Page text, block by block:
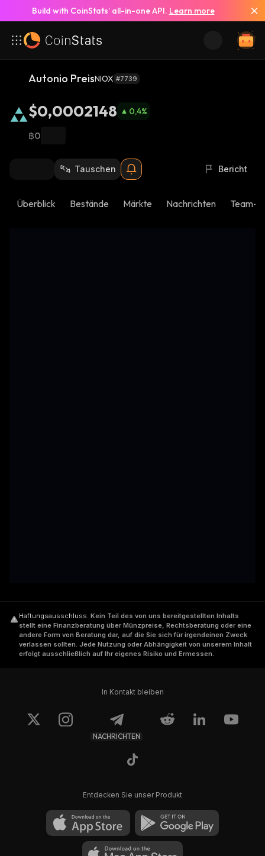
Build with CoinStats’ all-in-one API. Learn more
Autonio PreisNIOX #7739
$0,0002148 0,4%
฿0
Tauschen Bericht
Überblick Bestände Märkte Nachrichten Team-
Haftungsausschluss. Kein Teil des von uns bereitgestellten Inhalts
stellt eine Finanzberatung über Münzpreise, Rechtsberatung oder eine
andere Form von Beratung dar, auf die Sie sich für irgendeinen Zweck
verlassen sollten. Jede Nutzung oder Abhängigkeit von unserem Inhalt
erfolgt ausschließlich auf Ihr eigenes Risiko und Ermessen.
In Kontakt bleiben
NACHRICHTEN
Entdecken Sie unser Produkt